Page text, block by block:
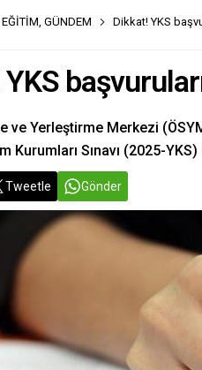
EĞİTİM, GÜNDEM Dikkat! YKS
ve Yerleştirme Merkezi
Kurumları Sınavı (2025-
Tweetle Gönder